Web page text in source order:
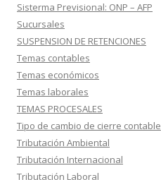
Sisterma Previsional: ONP – AFP
Sucursales
SUSPENSION DE RETENCIONES
Temas contables
Temas económicos
Temas laborales
TEMAS PROCESALES
Tipo de cambio de cierre contable
Tributación Ambiental
Tributación Internacional
Tributación Laboral